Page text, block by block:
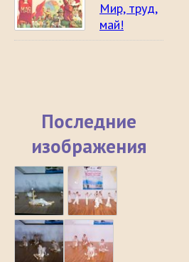
Мир, труд,
май!
Последние
изображения